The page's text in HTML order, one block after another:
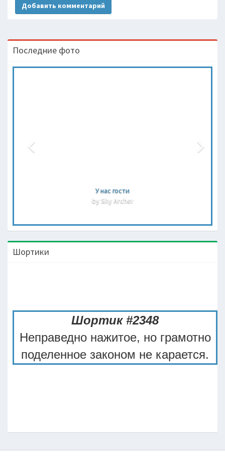
Добавить комментарий
Последние фото
У нас гости
by Sky Archer
Шортики
Шортик #2348
Неправедно нажитое, но грамотно
поделенное законом не карается.